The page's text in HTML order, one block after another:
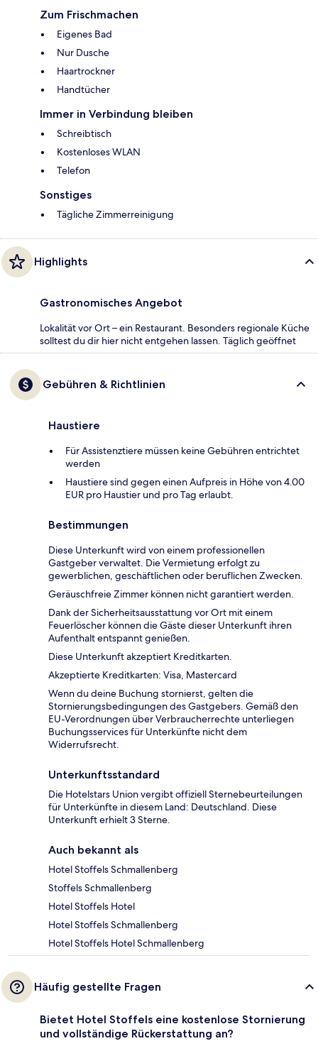
Zum Frischmachen
Eigenes Bad
Nur Dusche
Haartrockner
Handtücher
Immer in Verbindung bleiben
Schreibtisch
Kostenloses WLAN
Telefon
Sonstiges
Tägliche Zimmerreinigung
Highlights
Gastronomisches Angebot
Lokalität vor Ort – ein Restaurant. Besonders regionale Küche
solltest du dir hier nicht entgehen lassen. Täglich geöffnet
Gebühren & Richtlinien
Haustiere
Für Assistenztiere müssen keine Gebühren entrichtet
werden
Haustiere sind gegen einen Aufpreis in Höhe von 4.00
EUR pro Haustier und pro Tag erlaubt.
Bestimmungen
Diese Unterkunft wird von einem professionellen
Gastgeber verwaltet. Die Vermietung erfolgt zu
gewerblichen, geschäftlichen oder beruflichen Zwecken.
Geräuschfreie Zimmer können nicht garantiert werden.
Dank der Sicherheitsausstattung vor Ort mit einem
Feuerlöscher können die Gäste dieser Unterkunft ihren
Aufenthalt entspannt genießen.
Diese Unterkunft akzeptiert Kreditkarten.
Akzeptierte Kreditkarten: Visa, Mastercard
Wenn du deine Buchung stornierst, gelten die
Stornierungsbedingungen des Gastgebers. Gemäß den
EU-Verordnungen über Verbraucherrechte unterliegen
Buchungsservices für Unterkünfte nicht dem
Widerrufsrecht.
Unterkunftsstandard
Die Hotelstars Union vergibt offiziell Sternebeurteilungen
für Unterkünfte in diesem Land: Deutschland. Diese
Unterkunft erhielt 3 Sterne.
Auch bekannt als
Hotel Stoffels Schmallenberg
Stoffels Schmallenberg
Hotel Stoffels Hotel
Hotel Stoffels Schmallenberg
Hotel Stoffels Hotel Schmallenberg
Häufig gestellte Fragen
Bietet Hotel Stoffels eine kostenlose Stornierung
und vollständige Rückerstattung an?